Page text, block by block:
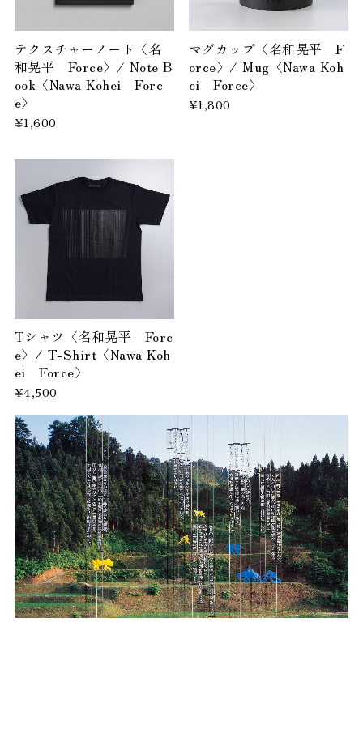
テクスチャーノート〈名
和晃平 Force〉/ Note B
ook〈Nawa Kohei Forc
e〉
¥1,600
マグカップ〈名和晃平 F
orce〉/ Mug〈Nawa Koh
ei Force〉
¥1,800
Tシャツ〈名和晃平 Forc
e〉/ T-Shirt〈Nawa Koh
ei Force〉
¥4,500